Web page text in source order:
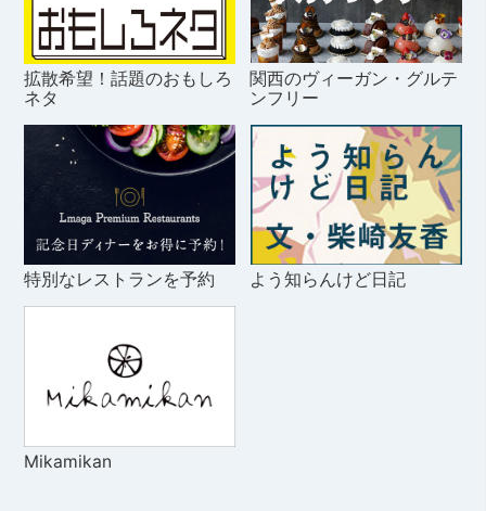
拡散希望！話題のおもしろ
ネタ
関西のヴィーガン・グルテ
ンフリー
特別なレストランを予約 よう知らんけど日記
Mikamikan